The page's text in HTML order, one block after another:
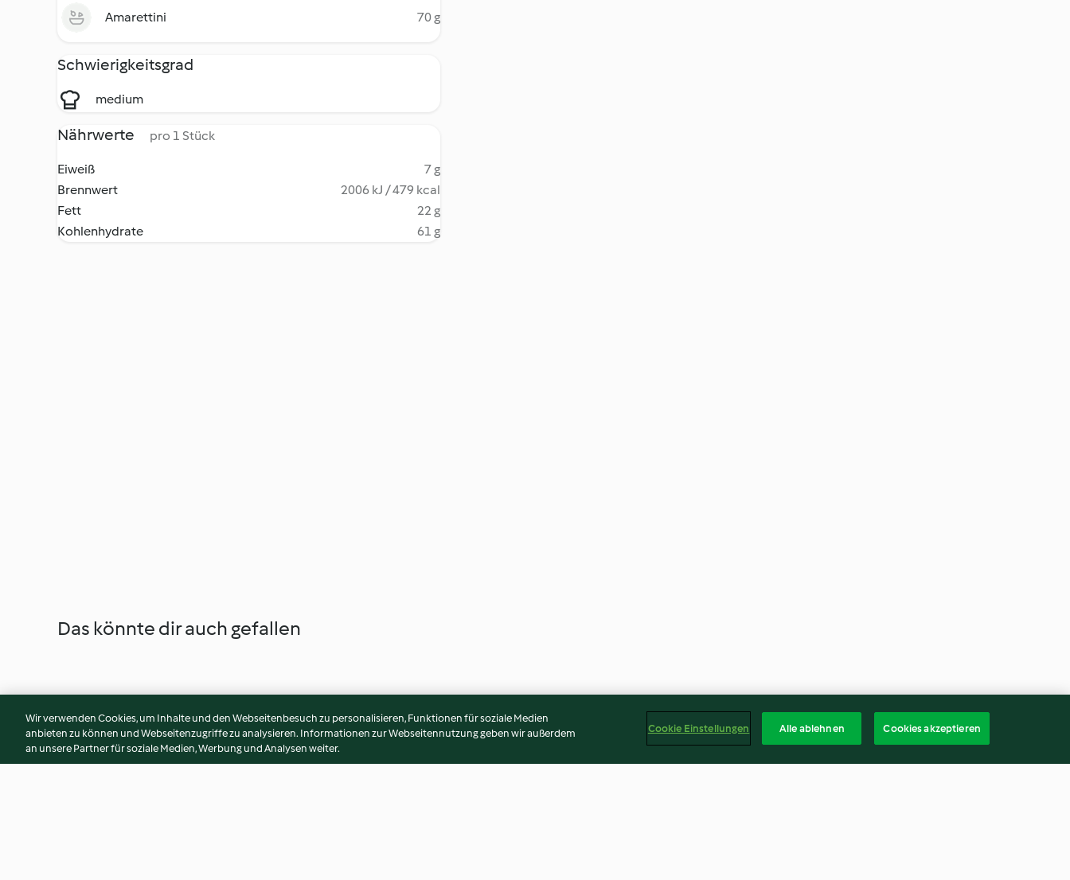
Amarettini 70 g
Schwierigkeitsgrad
medium
Nährwerte pro 1 Stück
Eiweiß
7 g
Brennwert
2006 kJ / 479 kcal
Fett
22 g
Kohlenhydrate
61 g
Das könnte dir auch gefallen
Wir verwenden Cookies, um Inhalte und den Webseitenbesuch zu personalisieren, Funktionen für soziale Medien
anbieten zu können und Webseitenzugriffe zu analysieren. Informationen zur Webseitennutzung geben wir außerdem
an unsere Partner für soziale Medien, Werbung und Analysen weiter.
Cookie Einstellungen Alle ablehnen Cookies akzeptieren